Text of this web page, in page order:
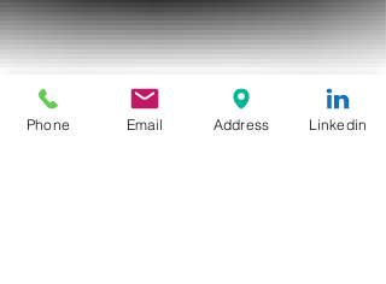
Phone Email Address Linkedin